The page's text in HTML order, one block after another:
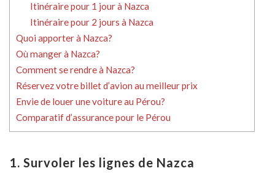
Itinéraire pour 1 jour à Nazca
Itinéraire pour 2 jours à Nazca
Quoi apporter à Nazca?
Où manger à Nazca?
Comment se rendre à Nazca?
Réservez votre billet d’avion au meilleur prix
Envie de louer une voiture au Pérou?
Comparatif d’assurance pour le Pérou
1. Survoler les lignes de Nazca